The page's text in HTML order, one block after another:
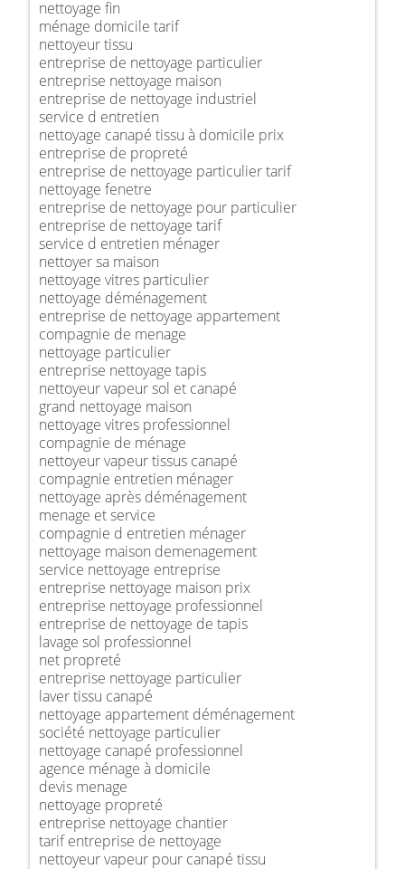
nettoyage fin
ménage domicile tarif
nettoyeur tissu
entreprise de nettoyage particulier
entreprise nettoyage maison
entreprise de nettoyage industriel
service d entretien
nettoyage canapé tissu à domicile prix
entreprise de propreté
entreprise de nettoyage particulier tarif
nettoyage fenetre
entreprise de nettoyage pour particulier
entreprise de nettoyage tarif
service d entretien ménager
nettoyer sa maison
nettoyage vitres particulier
nettoyage déménagement
entreprise de nettoyage appartement
compagnie de menage
nettoyage particulier
entreprise nettoyage tapis
nettoyeur vapeur sol et canapé
grand nettoyage maison
nettoyage vitres professionnel
compagnie de ménage
nettoyeur vapeur tissus canapé
compagnie entretien ménager
nettoyage après déménagement
menage et service
compagnie d entretien ménager
nettoyage maison demenagement
service nettoyage entreprise
entreprise nettoyage maison prix
entreprise nettoyage professionnel
entreprise de nettoyage de tapis
lavage sol professionnel
net propreté
entreprise nettoyage particulier
laver tissu canapé
nettoyage appartement déménagement
société nettoyage particulier
nettoyage canapé professionnel
agence ménage à domicile
devis menage
nettoyage propreté
entreprise nettoyage chantier
tarif entreprise de nettoyage
nettoyeur vapeur pour canapé tissu